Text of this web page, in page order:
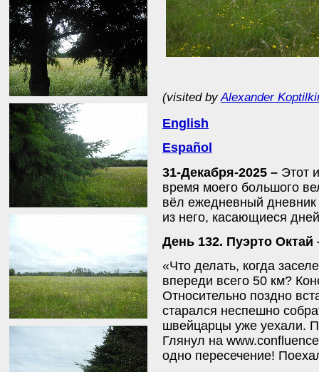
(visited byAlexander
English
Español
31-Декабря-2025 – Этот
время моего большого
вёл ежедневный
из него, касающиеся
День 132. Пуэрто Октай
«Что делать, когда
впереди всего 50 км?
Относительно поздно
старался неспешно
швейцарцы уже уехали.
Глянул на
одно пересечение!